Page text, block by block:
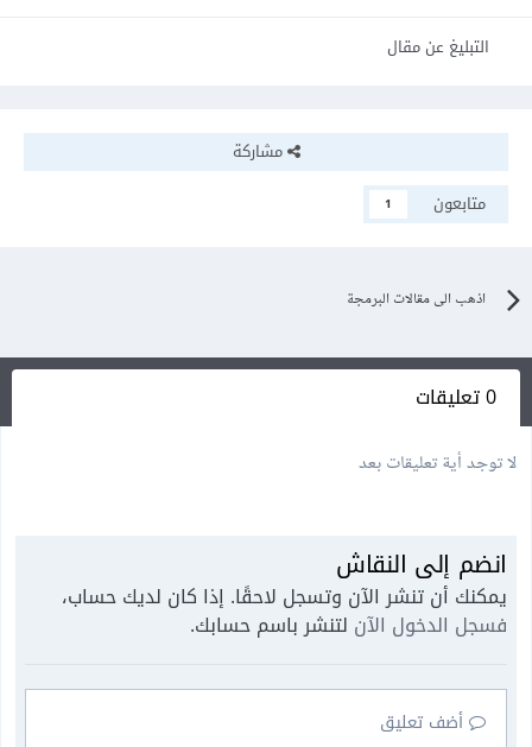
التبليغ عن مقال
مشاركة
متابعون
1
اذهب الى مقالات البرمجة
0 تعليقات
لا توجد أية تعليقات بعد
انضم إلى النقاش
يمكنك أن تنشر الآن وتسجل لاحقًا. إذا كان لديك حساب،
فسجل الدخول الآن لتنشر باسم حسابك.
أضف تعليق